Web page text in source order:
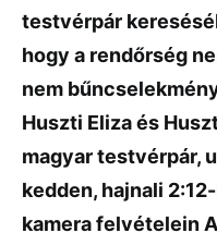
testvérpár
hogy a rendőrség
nem
Huszti Eliza és
magyar testvérpár,
kedden, hajnali
kamera felvételein